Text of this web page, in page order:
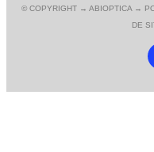
© COPYRIGHT → ABIOPTICA →
DE